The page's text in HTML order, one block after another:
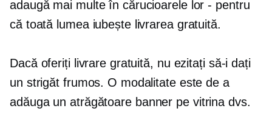
adaugă mai multe în cărucioarele lor - pentru
că toată lumea iubește livrarea gratuită.
Dacă oferiți livrare gratuită, nu ezitați să-i dați
un strigăt frumos. O modalitate este de a
adăuga unatrăgătoarebanner pe vitrina dvs.